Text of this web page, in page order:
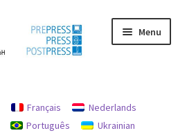
Menu
Français
Nederlands
Português
Ukrainian